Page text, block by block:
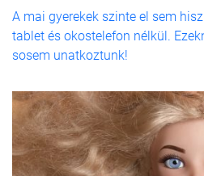
A mai gyerekek szinte el sem
tablet és okostelefon nélkül.
sosem unatkoztunk!